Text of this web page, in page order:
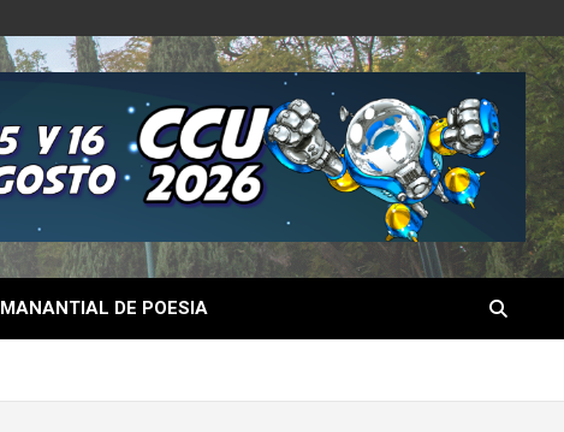
MANANTIAL DE POESIA